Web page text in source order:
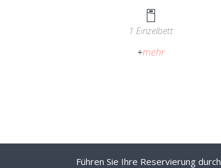
1 Einzelbett
+mehr
Führen Sie Ihre Reservierung durch